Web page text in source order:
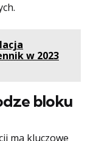
w 2023
bloku
ma kluczowe